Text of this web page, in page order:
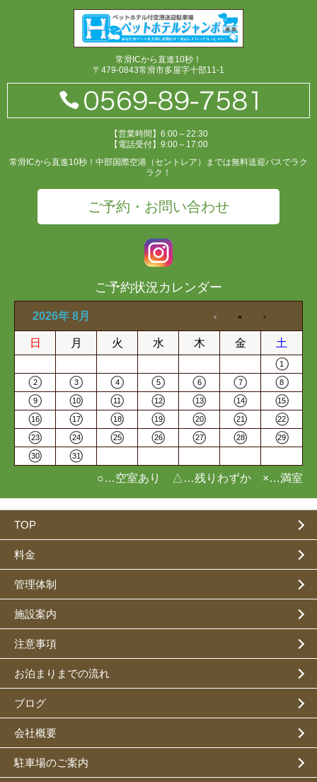
常滑ICから直進10秒！
〒479-0843常滑市多屋字十部11-1
【営業時間】6:00～22:30
【電話受付】9:00～17:00
常滑ICから直進10秒！中部国際空港（セントレア）までは無料送迎バスでラク
ラク！
ご予約・お問い合わせ
ご予約状況カレンダー
2026年 8月
日 月 火 水 木 金 土
1
2 3 4 5 6 7 8
9 10 11 12 13 14 15
16 17 18 19 20 21 22
23 24 25 26 27 28 29
30 31
○…空室あり △…残りわずか ×…満室
TOP
料金
管理体制
施設案内
注意事項
お泊まりまでの流れ
ブログ
会社概要
駐車場のご案内